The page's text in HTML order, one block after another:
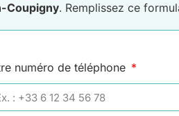
Coupigny. Remplissez ce
numéro de téléphone